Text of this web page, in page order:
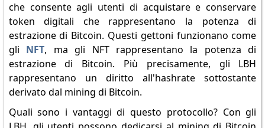
che consente agli utenti di acquistare e conservare
token digitali che rappresentano la potenza di
estrazione di Bitcoin. Questi gettoni funzionano come
gli NFT, ma gli NFT rappresentano la potenza di
estrazione di Bitcoin. Più precisamente, gli LBH
rappresentano un diritto all'hashrate sottostante
derivato dal mining di Bitcoin.
Quali sono i vantaggi di questo protocollo? Con gli